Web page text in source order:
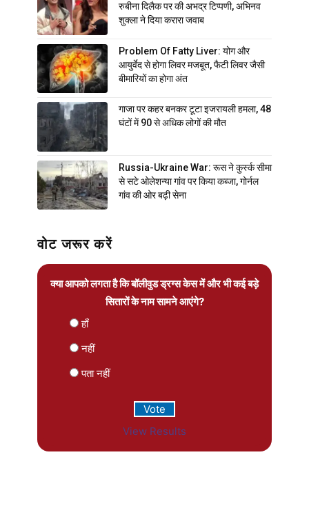
रुबीना दिलैक पर की अभद्र टिप्पणी, अभिनव
शुक्ला ने दिया करारा जवाब
Problem Of Fatty Liver: योग और
आयुर्वेद से होगा लिवर मजबूत, फैटी लिवर जैसी
बीमारियों का होगा अंत
गाजा पर कहर बनकर टूटा इजरायली हमला, 48
घंटों में 90 से अधिक लोगों की मौत
Russia-Ukraine War: रूस ने कुर्स्क सीमा
से सटे ओलेशन्या गांव पर किया कब्जा, गोर्नल
गांव की ओर बढ़ी सेना
वोट जरूर करें
क्या आपको लगता है कि बॉलीवुड ड्रग्स केस में और भी कई बड़े
सितारों के नाम सामने आएंगे?
हाँ
नहीं
पता नहीं
View Results